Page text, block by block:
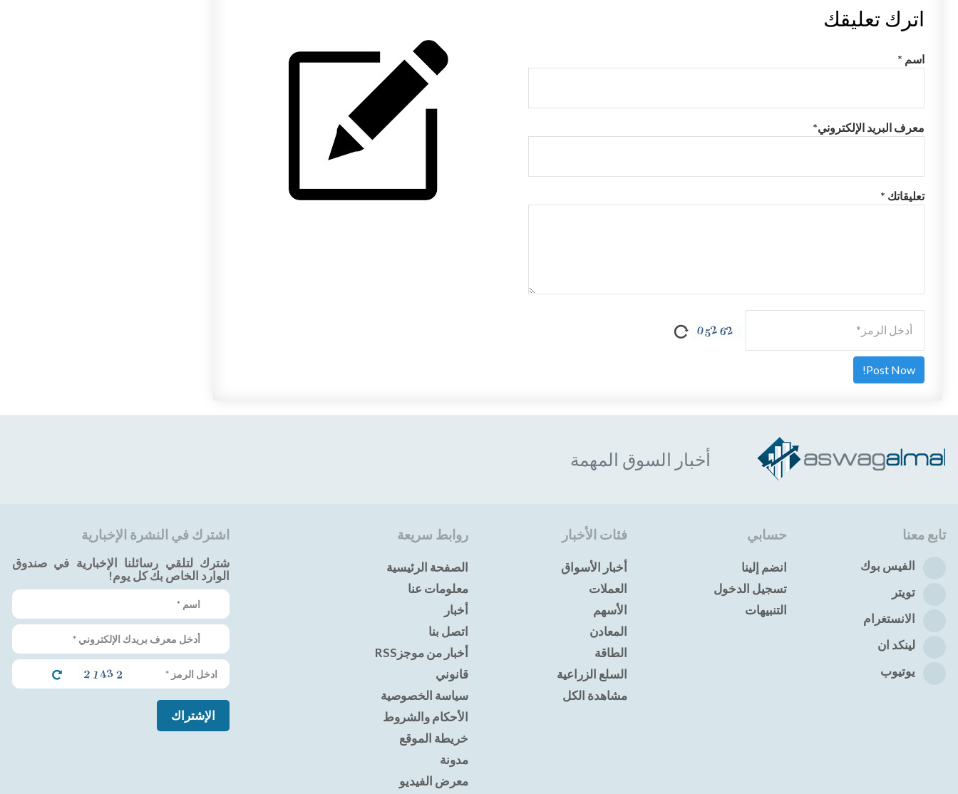
اترك تعليقك
اسم *
معرف البريد الإلكتروني*
تعليقاتك *
أخبار السوق المهمة
تابع معنا
الفيس بوك
تويتر
الانستغرام
لينكد ان
يوتيوب
حسابي
انضم إلينا
تسجيل الدخول
التنبيهات
فئات الأخبار
أخبار الأسواق
العملات
الأسهم
المعادن
الطاقة
السلع الزراعية
مشاهدة الكل
روابط سريعة
الصفحة الرئيسية
معلومات عنا
أخبار
اتصل بنا
أخبار من موجزRSS
قانوني
سياسة الخصوصية
الأحكام والشروط
خريطة الموقع
مدونة
معرض الفيديو
اشترك في النشرة الإخبارية
شترك لتلقي رسائلنا الإخبارية في صندوق
الوارد الخاص بك كل يوم!
الإشتراك